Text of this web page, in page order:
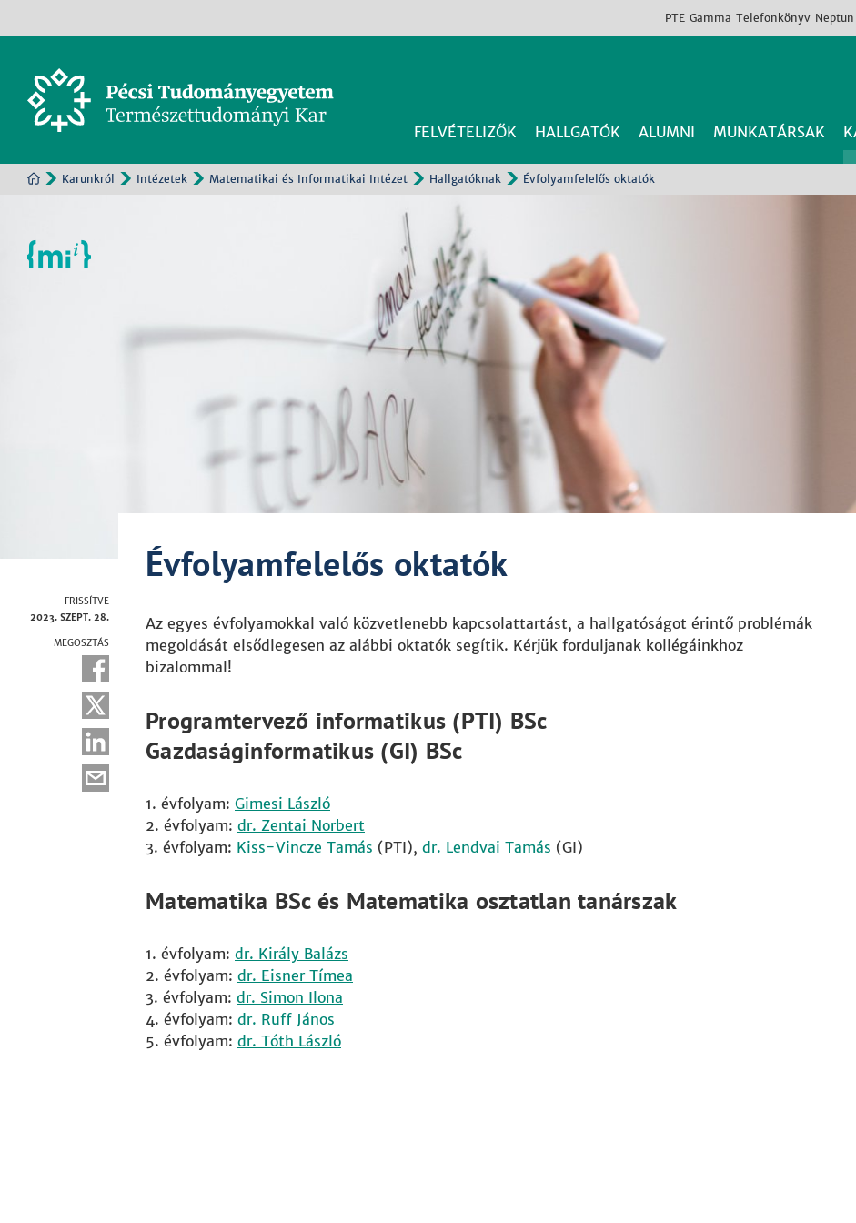
PTE Gamma Telefonkönyv Neptun
FELVÉTELIZŐK HALLGATÓK ALUMNI MUNKATÁRSAK
Karunkról Intézetek Matematikai és Informatikai Intézet Hallgatóknak Évfolyamfelelős oktatók
FRISSÍTVE
2023. SZEPT. 28.
MEGOSZTÁS
Évfolyamfelelős oktatók
Az egyes évfolyamokkal való közvetlenebb kapcsolattartást, a hallgatóságot érintő problémák
megoldását elsődlegesen az alábbi oktatók segítik. Kérjük forduljanak kollégáinkhoz
bizalommal!
Programtervező informatikus (PTI) BSc
Gazdaságinformatikus (GI) BSc
1. évfolyam: Gimesi László
2. évfolyam: d r. Zentai Norbert
3. évfolyam: Kiss-Vincze Tamás (PTI), dr. Lendvai Tamás (GI)
Matematika BSc és Matematika osztatlan tanárszak
1. évfolyam: dr. Király Balázs
2. évfolyam: dr. Eisner Tímea
3. évfolyam: dr. Simon Ilona
4. évfolyam: dr. Ruff János
5. évfolyam: dr. Tóth László